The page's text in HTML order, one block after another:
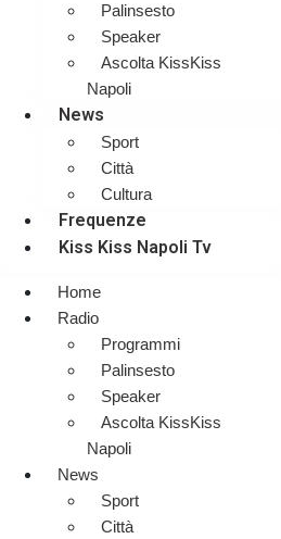
Palinsesto
Speaker
Ascolta KissKiss
Napoli
News
Sport
Città
Cultura
Frequenze
Kiss Kiss Napoli Tv
Home
Radio
Programmi
Palinsesto
Speaker
Ascolta KissKiss
Napoli
News
Sport
Città